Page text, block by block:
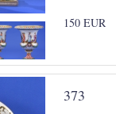
150 EUR
373